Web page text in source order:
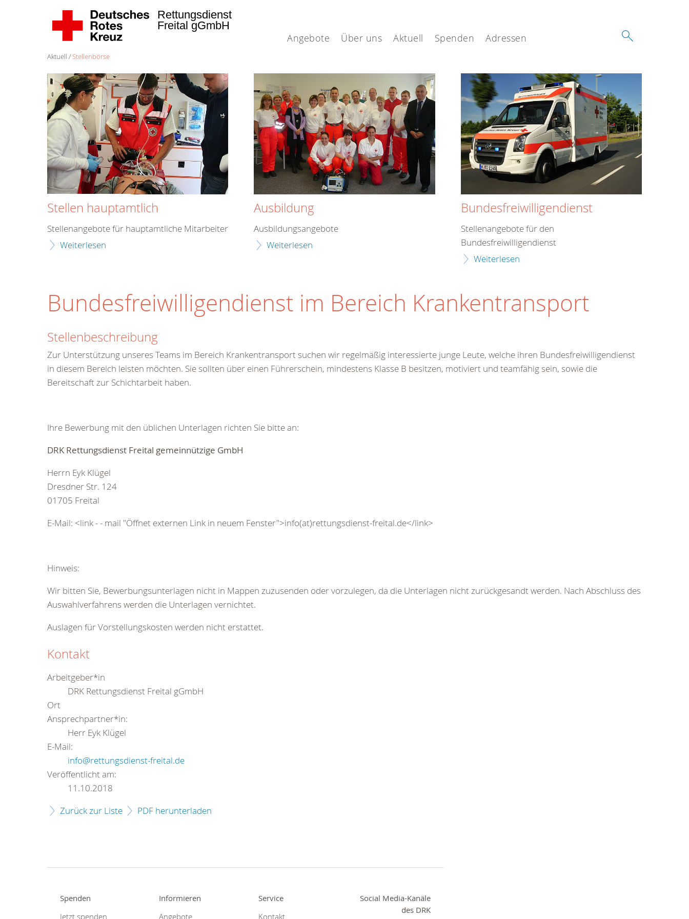
Angebote Über uns Aktuell Spenden Adressen
Rettungsdienst
Freital gGmbH
Aktuell Stellenbörse
Stellen hauptamtlich
Stellenangebote für hauptamtliche Mitarbeiter
Weiterlesen
Ausbildung
Ausbildungsangebote
Weiterlesen
Bundesfreiwilligendienst
Stellenangebote für den
Bundesfreiwilligendienst
Weiterlesen
Bundesfreiwilligendienst im Bereich Krankentransport
Stellenbeschreibung
Zur Unterstützung unseres Teams im Bereich Krankentransport suchen wir regelmäßig interessierte junge Leute, welche ihren Bundesfreiwilligendienst
in diesem Bereich leisten möchten. Sie sollten über einen Führerschein, mindestens Klasse B besitzen, motiviert und teamfähig sein, sowie die
Bereitschaft zur Schichtarbeit haben.
Ihre Bewerbung mit den üblichen Unterlagen richten Sie bitte an:
DRK Rettungsdienst Freital gemeinnützige GmbH
Herrn Eyk Klügel
Dresdner Str. 124
01705 Freital
E-Mail: <link - - mail "Öffnet externen Link in neuem Fenster">info(at)rettungsdienst-freital.de</link>
Hinweis:
Wir bitten Sie, Bewerbungsunterlagen nicht in Mappen zuzusenden oder vorzulegen, da die Unterlagen nicht zurückgesandt werden. Nach Abschluss des
Auswahlverfahrens werden die Unterlagen vernichtet.
Auslagen für Vorstellungskosten werden nicht erstattet.
Kontakt
Arbeitgeber*in
DRK Rettungsdienst Freital gGmbH
Ort
Ansprechpartner*in:
Herr Eyk Klügel
E-Mail:
info@rettungsdienst-freital.de
Veröffentlicht am:
11.10.2018
Zurück zur Liste
PDF herunterladen
Spenden
Jetzt spenden
Informieren
Angebote
Service
Kontakt
Social Media-Kanäle
des DRK